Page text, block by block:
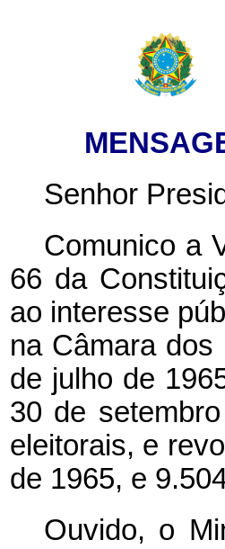
Senhor
Comunico a
66 da
ao interesse
na Câmara dos
de julho de
30 de
eleitorais, e
de 1965, e
Ouvido, o